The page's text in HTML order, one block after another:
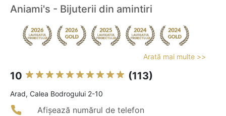
Aniami's - Bijuterii din amintiri
Arată mai multe >>
10 (113)
Arad, Calea Bodrogului 2-10
Afișează numărul de telefon